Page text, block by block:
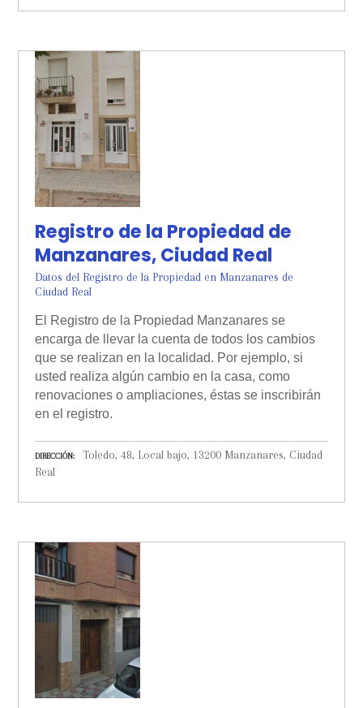
Registro de la Propiedad de
Manzanares, Ciudad Real
Datos del Registro de la Propiedad en Manzanares de
Ciudad Real
El Registro de la Propiedad Manzanares se
encarga de llevar la cuenta de todos los cambios
que se realizan en la localidad. Por ejemplo, si
usted realiza algún cambio en la casa, como
renovaciones o ampliaciones, éstas se inscribirán
en el registro.
DIRECCIÓN
Toledo, 48, Local bajo, 13200 Manzanares, Ciudad
Real